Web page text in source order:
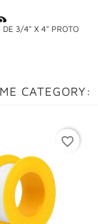
DE 3/4" X 4" PROTO
CATEGORY:
favorite_border